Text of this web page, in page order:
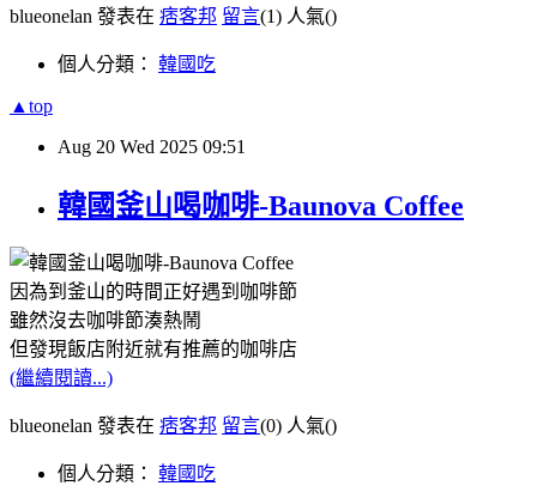
blueonelan 發表在 痞客邦 留言(1) 人氣()
個人分類： 韓國吃
▲top
Aug 20 Wed 2025 09:51
韓國釜山喝咖啡-Baunova Coffee
因為到釜山的時間正好遇到咖啡節
雖然沒去咖啡節湊熱鬧
但發現飯店附近就有推薦的咖啡店
(繼續閱讀...)
blueonelan 發表在 痞客邦 留言(0) 人氣()
個人分類： 韓國吃